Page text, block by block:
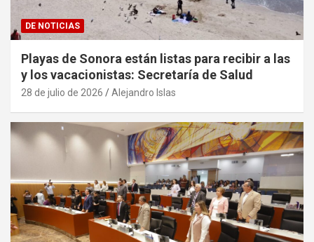
DE NOTICIAS
Playas de Sonora están listas para recibir a las
y los vacacionistas: Secretaría de Salud
28 de julio de 2026 Alejandro Islas